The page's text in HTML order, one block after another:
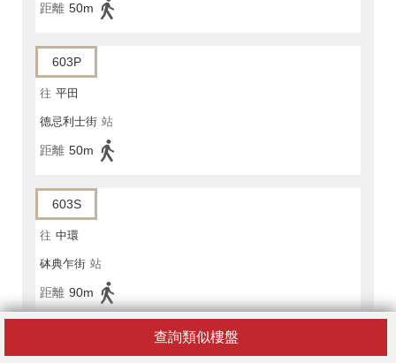
查詢類似樓盤
距離 50m
603P
往 平田
德忌利士街 站
距離 50m
603S
往 中環
砵典乍街 站
距離 90m